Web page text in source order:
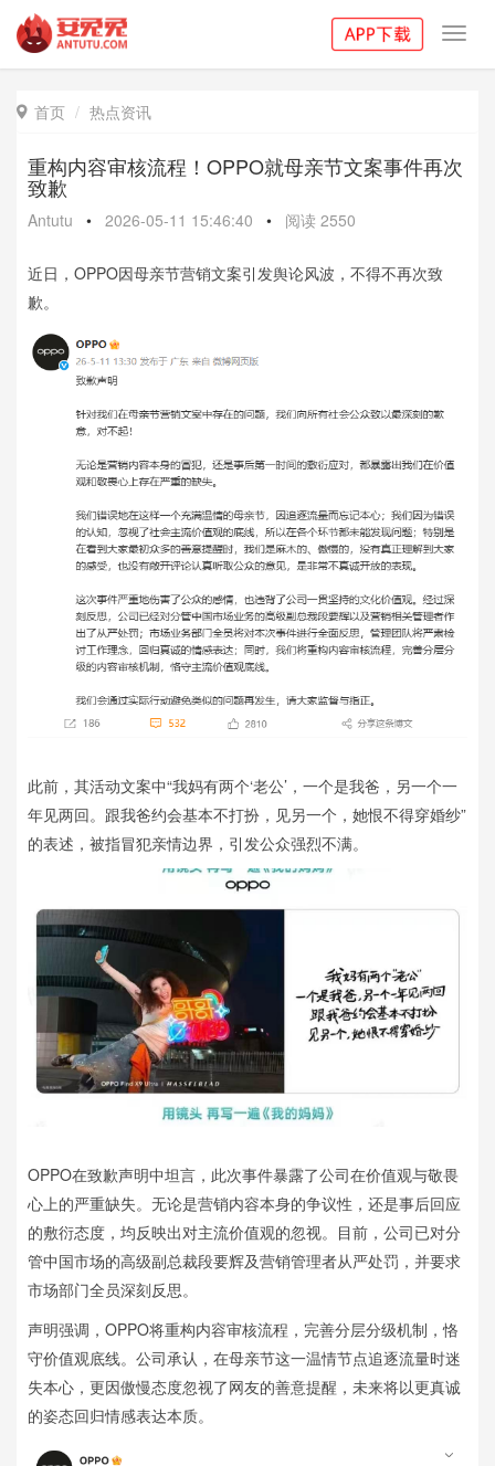
 首页 热点资讯
重构内容审核流程！OPPO就母亲节文案事件再次
致歉
Antutu • 2026-05-11 15:46:40 • 阅读 2550
近日，OPPO因母亲节营销文案引发舆论风波，不得不再次致
歉。
此前，其活动文案中“我妈有两个‘老公’，一个是我爸，另一个一
年见两回。跟我爸约会基本不打扮，见另一个，她恨不得穿婚纱”
的表述，被指冒犯亲情边界，引发公众强烈不满。
OPPO在致歉声明中坦言，此次事件暴露了公司在价值观与敬畏
心上的严重缺失。无论是营销内容本身的争议性，还是事后回应
的敷衍态度，均反映出对主流价值观的忽视。目前，公司已对分
管中国市场的高级副总裁段要辉及营销管理者从严处罚，并要求
市场部门全员深刻反思。
声明强调，OPPO将重构内容审核流程，完善分层分级机制，恪
守价值观底线。公司承认，在母亲节这一温情节点追逐流量时迷
失本心，更因傲慢态度忽视了网友的善意提醒，未来将以更真诚
的姿态回归情感表达本质。